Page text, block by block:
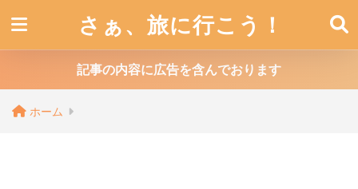
さぁ、旅に行こう！
記事の内容に広告を含んでおります
ホーム